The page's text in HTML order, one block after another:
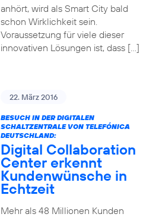
anhört, wird als Smart City bald
schon Wirklichkeit sein.
Voraussetzung für viele dieser
innovativen Lösungen ist, dass […]
22. März 2016
BESUCH IN DER DIGITALEN
SCHALTZENTRALE VON TELEFÓNICA
DEUTSCHLAND:
Digital Collaboration
Center erkennt
Kundenwünsche in
Echtzeit
Mehr als 48 Millionen Kunden